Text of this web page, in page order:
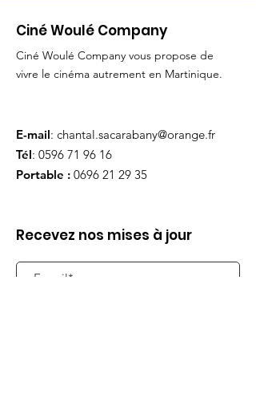
Ciné Woulé Company
Ciné Woulé Company vous propose de
vivre le cinéma autrement en Martinique.
E-mail: chantal.sacarabany@orange.fr
Tél: 0596 71 96 16
Portable : 0696 21 29 35
Recevez nos mises à jour